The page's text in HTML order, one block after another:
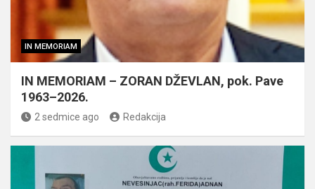
IN MEMORIAM
IN MEMORIAM – ZORAN DŽEVLAN, pok. Pave
1963–2026.
2 sedmice ago Redakcija